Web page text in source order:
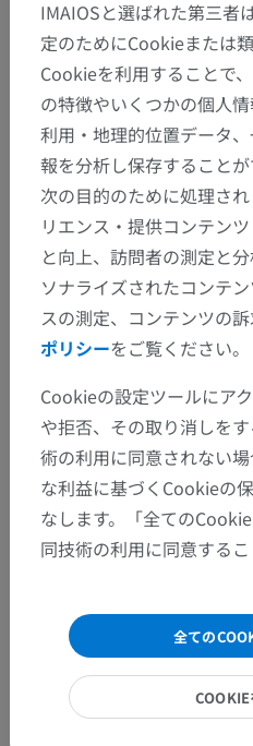
人体解剖学2
人体 > 統合系> 心脈管系
頭蓋の静脈> 大脳の静脈>
下大脳静脈
下位構造：
眼窩前頭静脈
鈎静脈
側頭静脈
人体解剖学1
人体神経解剖学
間違いを発見しましたか
IMAIOSと選ばれた第三者
定のためにCookieまたは
Cookieを利用することで
の特徴やいくつかの個人情
利用・地理的位置データ
報を分析し保存すること
次の目的のために処理さ
リエンス・提供コンテン
と向上、訪問者の測定と
ソナライズされたコンテ
スの測定、コンテンツの
ポリシーをご覧ください。
Cookieの設定ツールにア
や拒否、その取り消しを
術の利用に同意されない
な利益に基づくCookieの
なします。「全ての
同技術の利用に同意するこ
全ての